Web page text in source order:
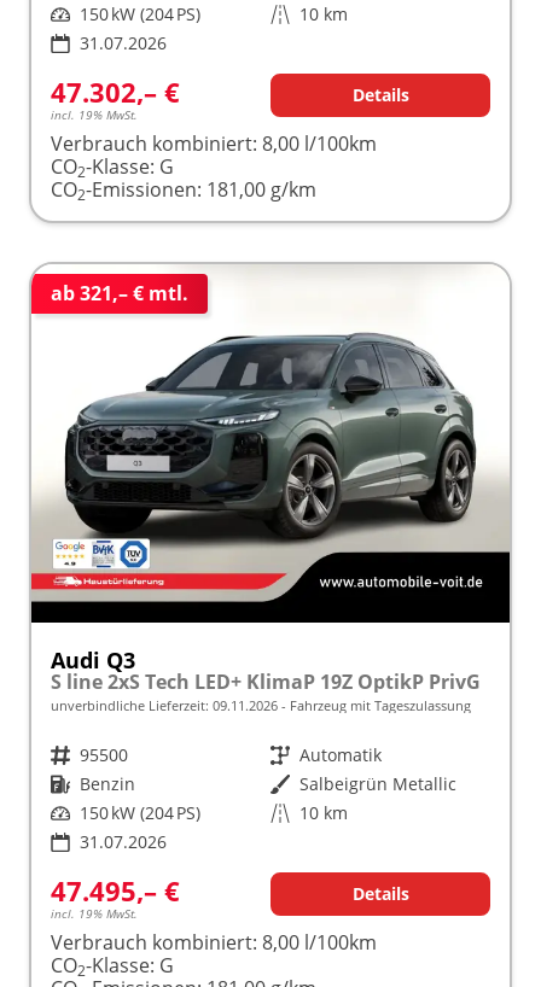
Leistung 150 kW (204 PS) Kilometerstand 10 km
31.07.2026
47.302,– €
incl. 19% MwSt.
Details
Verbrauch kombiniert: 8,00 l/100km
CO2-Klasse: G
CO2-Emissionen: 181,00 g/km
ab 321,– € mtl.
Audi Q3
S line 2xS Tech LED+ KlimaP 19Z OptikP PrivG
unverbindliche Lieferzeit: 09.11.2026 Fahrzeug mit Tageszulassung
Fahrzeugnr. 95500 Getriebe Automatik
Kraftstoff Benzin Außenfarbe Salbeigrün Metallic
Leistung 150 kW (204 PS) Kilometerstand 10 km
31.07.2026
47.495,– €
incl. 19% MwSt.
Details
Verbrauch kombiniert: 8,00 l/100km
CO2-Klasse: G